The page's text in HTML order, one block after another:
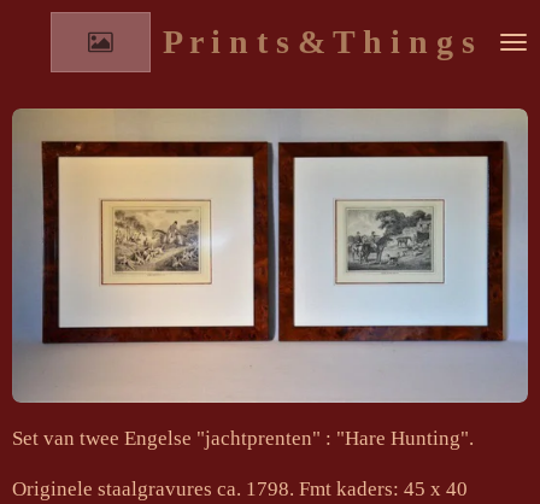
de
hoofdinhoud
P r i n t s & T h i n g s
Set van twee Engelse "jachtprenten" : "Hare Hunting".
Originele staalgravures ca. 1798. Fmt kaders: 45 x 40